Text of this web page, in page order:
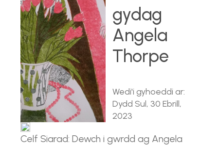
gydag
Angela
Thorpe
Wedi'i gyhoeddi ar:
Dydd Sul, 30 Ebrill,
2023
Celf Siarad: Dewch i gwrdd ag Angela